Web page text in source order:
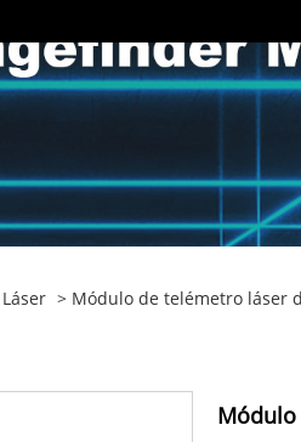
> Módulo de telémetro láser
Módulo